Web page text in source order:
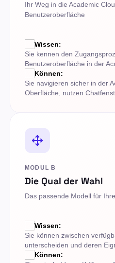
Ihr Weg in die Academic
Benutzeroberfläche
Wissen:
Sie kennen den
Benutzeroberfläche in der
Können:
Sie navigieren sicher in der
Oberfläche, nutzen
MODUL B
Die Qual der Wahl
Das passende Modell für
Wissen:
Sie können zwischen
unterscheiden und deren
Können: